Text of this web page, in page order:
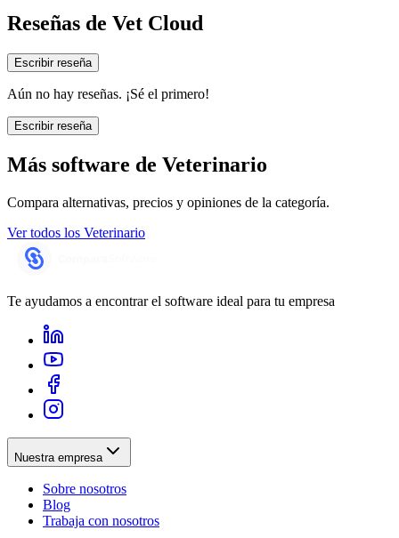
Reseñas de Vet Cloud
Escribir reseña
Aún no hay reseñas. ¡Sé el primero!
Escribir reseña
Más software de Veterinario
Compara alternativas, precios y opiniones de la categoría.
Ver todos los Veterinario
Te ayudamos a encontrar el software ideal para tu empresa
Nuestra empresa
Sobre nosotros
Blog
Trabaja con nosotros